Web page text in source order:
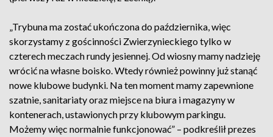
„Trybuna ma zostać ukończona do października, więc
skorzystamy z gościnności Zwierzynieckiego tylko w
czterech meczach rundy jesiennej. Od wiosny mamy nadzieję
wrócić na własne boisko. Wtedy również powinny już stanąć
nowe klubowe budynki. Na ten moment mamy zapewnione
szatnie, sanitariaty oraz miejsce na biura i magazyny w
kontenerach, ustawionych przy klubowym parkingu.
Możemy więc normalnie funkcjonować” – podkreślił prezes